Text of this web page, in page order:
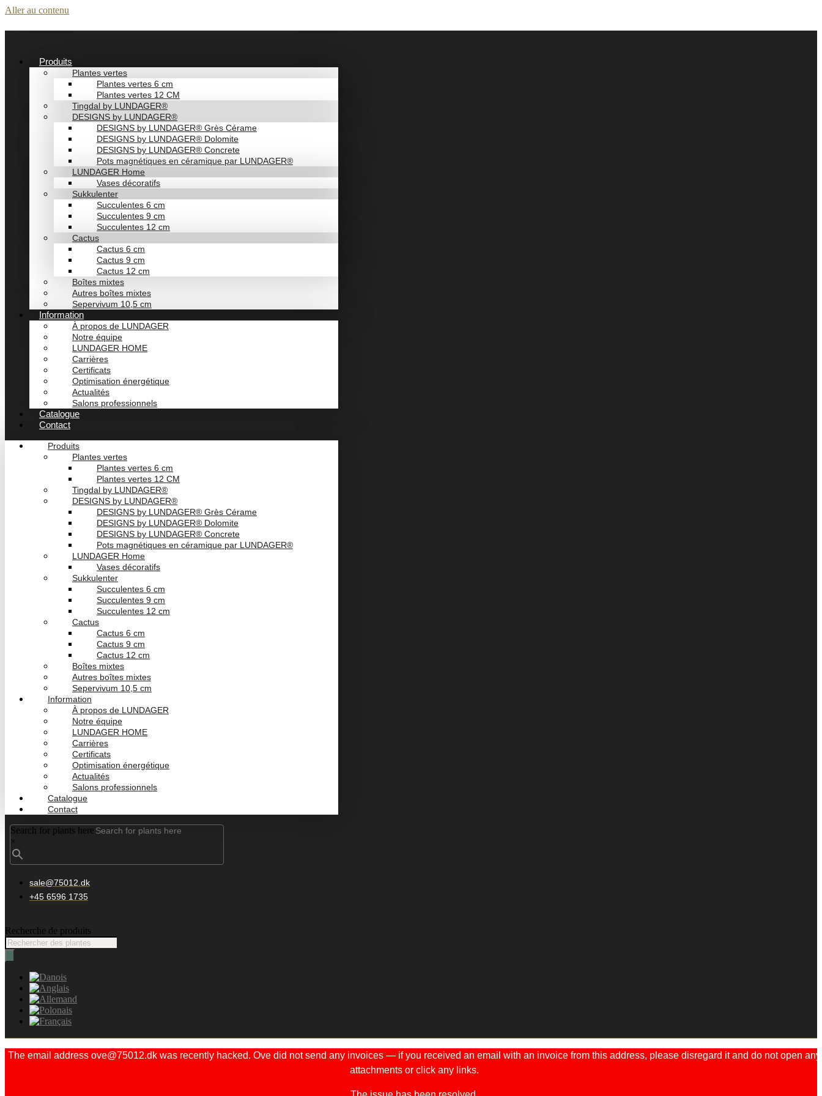
Aller au contenu
Produits
Plantes vertes
Plantes vertes 6 cm
Plantes vertes 12 CM
Tingdal by LUNDAGER®
DESIGNS by LUNDAGER®
DESIGNS by LUNDAGER® Grès Cérame
DESIGNS by LUNDAGER® Dolomite
DESIGNS by LUNDAGER® Concrete
Pots magnétiques en céramique par LUNDAGER®
LUNDAGER Home
Vases décoratifs
Sukkulenter
Succulentes 6 cm
Succulentes 9 cm
Succulentes 12 cm
Cactus
Cactus 6 cm
Cactus 9 cm
Cactus 12 cm
Boîtes mixtes
Autres boîtes mixtes
Sepervivum 10,5 cm
Information
À propos de LUNDAGER
Notre équipe
LUNDAGER HOME
Carrières
Certificats
Optimisation énergétique
Actualités
Salons professionnels
Catalogue
Contact
Produits
Plantes vertes
Plantes vertes 6 cm
Plantes vertes 12 CM
Tingdal by LUNDAGER®
DESIGNS by LUNDAGER®
DESIGNS by LUNDAGER® Grès Cérame
DESIGNS by LUNDAGER® Dolomite
DESIGNS by LUNDAGER® Concrete
Pots magnétiques en céramique par LUNDAGER®
LUNDAGER Home
Vases décoratifs
Sukkulenter
Succulentes 6 cm
Succulentes 9 cm
Succulentes 12 cm
Cactus
Cactus 6 cm
Cactus 9 cm
Cactus 12 cm
Boîtes mixtes
Autres boîtes mixtes
Sepervivum 10,5 cm
Information
À propos de LUNDAGER
Notre équipe
LUNDAGER HOME
Carrières
Certificats
Optimisation énergétique
Actualités
Salons professionnels
Catalogue
Contact
Search for plants here
×
sale@75012.dk
+45 6596 1735
Recherche de produits
The email address ove@75012.dk was recently hacked. Ove did not send any invoices — if you received an email with an invoice from this address, please disregard it and do not open any
attachments or click any links.